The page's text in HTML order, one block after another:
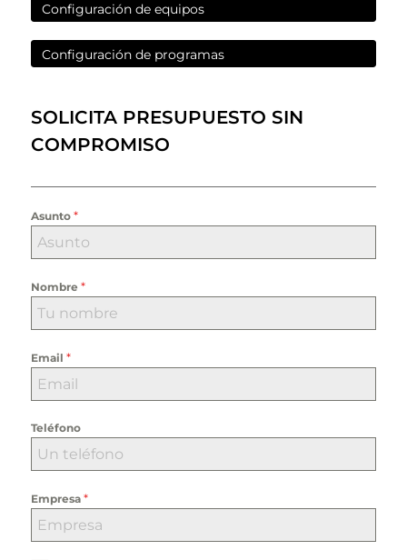
Configuración de equipos
Configuración de programas
SOLICITA PRESUPUESTO SIN
COMPROMISO
Asunto *
Nombre *
Email *
Teléfono
Empresa *